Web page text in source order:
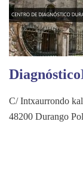
Diagnóstico
C/ Intxaurrondo
48200 Durango